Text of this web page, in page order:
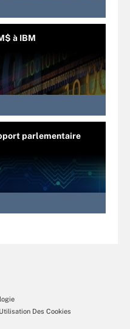
à IBM
parlementaire
Utilisation Des Cookies